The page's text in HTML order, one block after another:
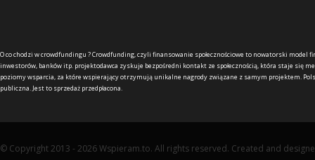
O co chodzi w crowdfundingu ?Crowdfunding, czyli finansowanie społecznościowe to nowatorski model
inwestorów, banków itp. projektodawca zyskuje bezpośredni kontakt ze społecznością, która staje się
poziomy wsparcia, za które wspierający otrzymują unikalne nagrody związane z samym projektem.
publiczna. Jest to sprzedaż przedpłacona.
© Copyright 2013 - 2026 Wspieram.to. All rights reserved. Created and